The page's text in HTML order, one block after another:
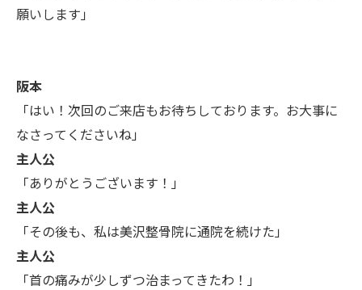
願いします」
阪本
「はい！次回のご来店もお待ちしております。お大事に
なさってくださいね」
主人公
「ありがとうございます！」
主人公
「その後も、私は美沢整骨院に通院を続けた」
主人公
「首の痛みが少しずつ治まってきたわ！」